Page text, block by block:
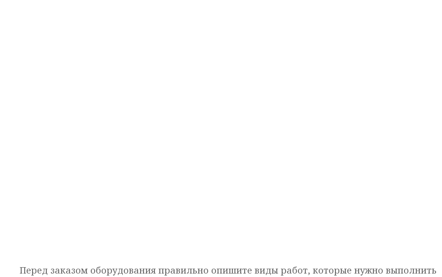
Перед заказом оборудования правильно опишите виды работ, которые нужно выполнить